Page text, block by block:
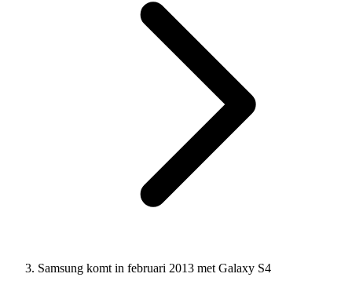
Samsung komt in februari 2013 met Galaxy S4